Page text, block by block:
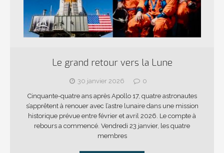
Le grand retour vers la Lune
30 janvier 2026
0
Cinquante-quatre ans après Apollo 17, quatre astronautes
s’apprêtent à renouer avec l’astre lunaire dans une mission
historique prévue entre février et avril 2026. Le compte à
rebours a commencé. Vendredi 23 janvier, les quatre
membres